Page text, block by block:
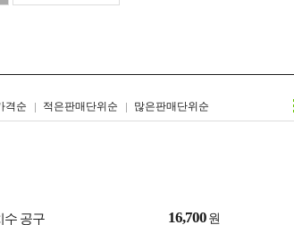
격순 적은판매단위순 많은판매단위순
수 공구 16,700 원